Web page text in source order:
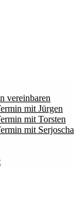
vereinbaren
mit Jürgen
mit Torsten
mit Serjoscha